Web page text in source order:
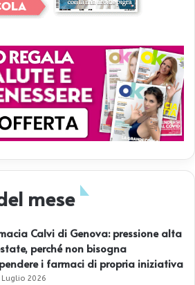
mese
Calvi di Genova: pressione alta
perché non bisogna
i farmaci di propria iniziativa
Luglio 2026